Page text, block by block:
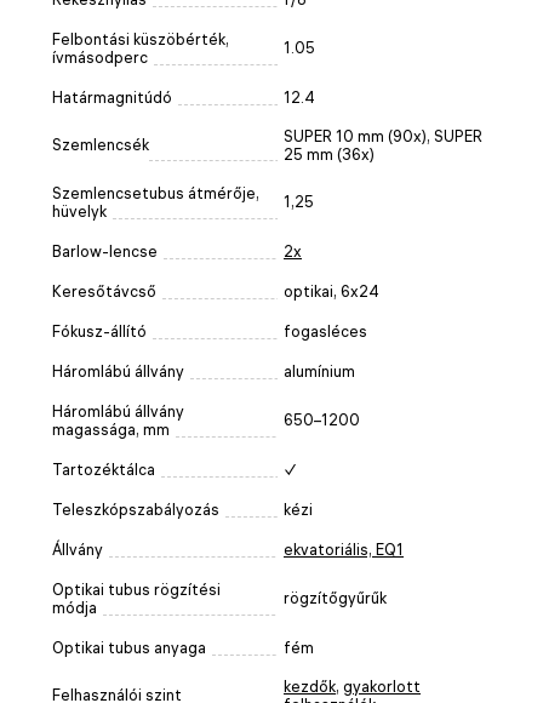
Felbontási küszöbérték,
ívmásodperc
1.05
Határmagnitúdó 12.4
Szemlencsék
SUPER 10 mm (90x), SUPER
25 mm (36x)
Szemlencsetubus átmérője,
hüvelyk
1,25
Barlow-lencse 2x
Keresőtávcső optikai, 6x24
Fókusz-állító fogasléces
Háromlábú állvány alumínium
Háromlábú állvány
magassága, mm
650–1200
Tartozéktálca ✓
Teleszkópszabályozás kézi
Állvány ekvatoriális, EQ1
Optikai tubus rögzítési
módja
rögzítőgyűrűk
Optikai tubus anyaga fém
Felhasználói szint kezdők, gyakorlott